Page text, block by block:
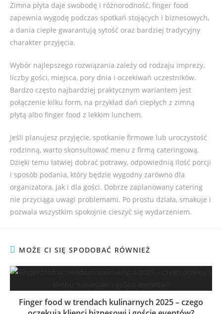
Zimna płyta daje swobodę i różnorodność, finger food
zapewnia wygodę podczas spotkań stojących i biznesowych,
a dania ciepłe gwarantują sytość oraz bardziej tradycyjny
charakter przyjęcia.
Wybór najlepszego rozwiązania zależy od rodzaju imprezy,
liczby gości, miejsca, pory dnia i oczekiwań uczestników.
Bardzo często najbardziej praktycznym wariantem jest
połączenie kilku form, na przykład dań ciepłych z zimną
płytą albo finger food z lekkim lunchem.
Jeśli planujesz przyjęcie, spotkanie firmowe lub uroczystość
rodzinną, warto skonsultować menu z firmą cateringową.
Dzięki temu łatwiej dobrać potrawy, odpowiednią ilość porcji
i sposób podania, który będzie wygodny zarówno dla
organizatora, jak i dla gości. Dobrze zaplanowany catering
nie przyciąga uwagi problemami. Po prostu działa, smakuje i
pozwala wszystkim spokojnie cieszyć się wydarzeniem.
MOŻE CI SIĘ SPODOBAĆ RÓWNIEŻ
Finger food w trendach kulinarnych 2025 – czego